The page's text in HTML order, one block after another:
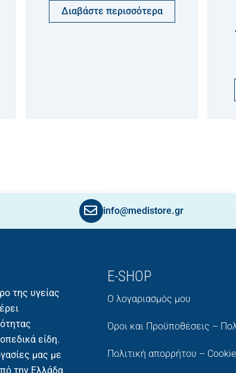
Διαβάστε περισσότερα
info@medistore.gr
της υγείας
είδη.
μας με
την Ελλάδα
E-SHOP
Ο λογαριασμός μου
Όροι και Προϋποθέσεις –
Πολιτική απορρήτου –